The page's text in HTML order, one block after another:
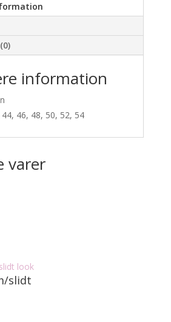
information
44, 46, 48, 50, 52, 54
varer
slidt